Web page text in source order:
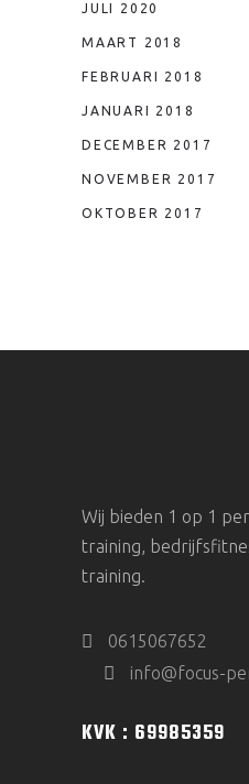
JULI 2020
MAART 2018
FEBRUARI 2018
JANUARI 2018
DECEMBER 2017
NOVEMBER 2017
OKTOBER 2017
Wij bieden 1 op 1
training,
training.
0615067652
info@focus-
KVK : 69985359